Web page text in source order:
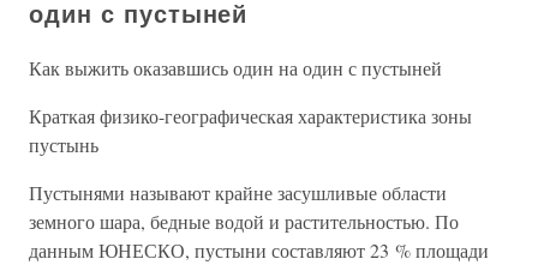
один с пустыней
Как выжить оказавшись один на один с пустыней
Краткая физико-географическая характеристика зоны
пустынь
Пустынями называют крайне засушливые области
земного шара, бедные водой и растительностью. По
данным ЮНЕСКО, пустыни составляют 23 % площади